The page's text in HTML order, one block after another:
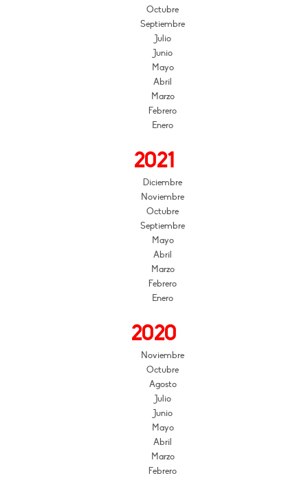
Octubre
Septiembre
Julio
Junio
Mayo
Abril
Marzo
Febrero
Enero
2021
Diciembre
Noviembre
Octubre
Septiembre
Mayo
Abril
Marzo
Febrero
Enero
2020
Noviembre
Octubre
Agosto
Julio
Junio
Mayo
Abril
Marzo
Febrero